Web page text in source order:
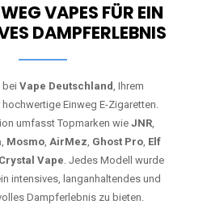
VAPES FÜR EIN
DAMPFERLEBNIS
bei Vape Deutschland, Ihrem
Einweg E-Zigaretten.
umfasst Topmarken wie JNR,
, Mosmo, AirMez, Ghost Pro, Elf
Crystal Vape. Jedes Modell wurde
intensives, langanhaltendes und
Dampferlebnis zu bieten.